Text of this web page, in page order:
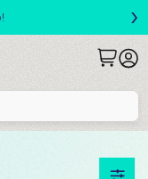
25% kedvezménnyel!›